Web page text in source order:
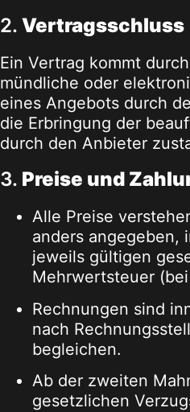
2. Vertragsschluss
Ein Vertrag kommt
mündliche oder
eines Angebots durch
die Erbringung der
durch den Anbieter
3. Preise und
Alle Preise
anders angegeben,
jeweils gültigen
Mehrwertsteuer
Rechnungen sind
nach
begleichen.
Ab der zweiten
gesetzlichen